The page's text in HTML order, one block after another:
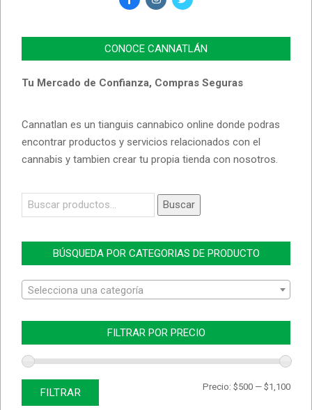
CONOCE CANNATLÁN
Tu Mercado de Confianza, Compras Seguras
Cannatlan es un tianguis cannabico online donde podras
encontrar productos y servicios relacionados con el
cannabis y tambien crear tu propia tienda con nosotros.
Buscar
por:
Buscar
BÚSQUEDA POR CATEGORIAS DE PRODUCTO
Selecciona una categoría
FILTRAR POR PRECIO
FILTRAR Precio: $500 — $1,100